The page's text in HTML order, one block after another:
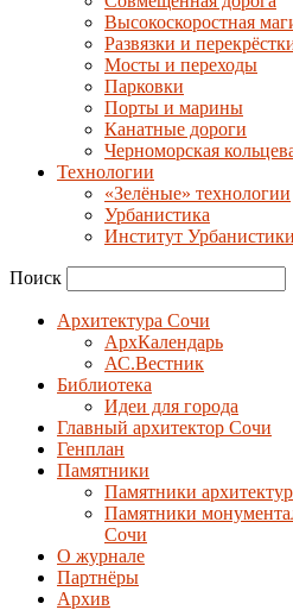
Высокоскоростная
Развязки и
Мосты и переходы
Парковки
Порты и марины
Канатные дороги
Черноморская
Технологии
«Зелёные» технологии
Урбанистика
Институт
Поиск
Архитектура Сочи
АрхКалендарь
АС.Вестник
Библиотека
Идеи для города
Главный архитектор Сочи
Генплан
Памятники
Памятники
Памятники
Сочи
О журнале
Партнёры
Архив